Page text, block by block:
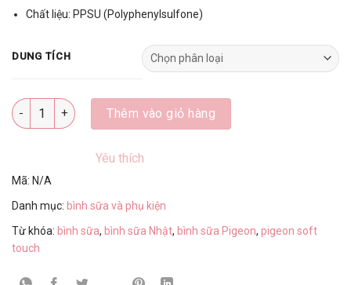
Chất liệu: PPSU (Polyphenylsulfone)
DUNG TÍCH
Số lượng Thêm vào giỏ hàng
Yêu thích
Mã: N/A
Danh mục: bình sữa và phụ kiện
Từ khóa: bình sữa, bình sữa Nhật, bình sữa Pigeon, pigeon soft
touch